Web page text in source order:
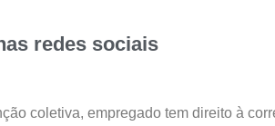
redes sociais
coletiva, empregado tem direito à